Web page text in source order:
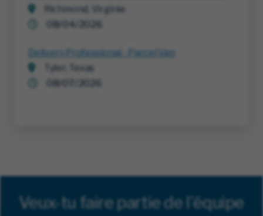
Richmond, Virginie
08/04/2026
Delivery Professional - Parcel Van
Tyler, Texas
08/07/2026
Veux-tu faire partie de l'équipe